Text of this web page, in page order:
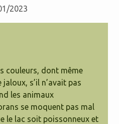
2023
couleurs, dont même
s’il n’avait pas
les animaux
se moquent pas mal
le lac soit poissonneux et